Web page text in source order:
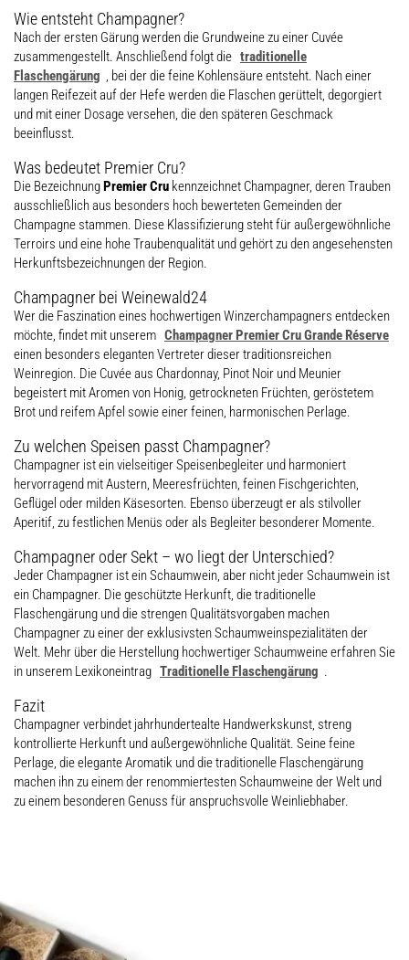
Wie entsteht Champagner?
Nach der ersten Gärung werden die Grundweine zu einer Cuvée
zusammengestellt. Anschließend folgt die traditionelle
Flaschengärung , bei der die feine Kohlensäure entsteht. Nach einer
langen Reifezeit auf der Hefe werden die Flaschen gerüttelt, degorgiert
und mit einer Dosage versehen, die den späteren Geschmack
beeinflusst.
Was bedeutet Premier Cru?
Die BezeichnungPremier Cru kennzeichnet Champagner, deren Trauben
ausschließlich aus besonders hoch bewerteten Gemeinden der
Champagne stammen. Diese Klassifizierung steht für außergewöhnliche
Terroirs und eine hohe Traubenqualität und gehört zu den angesehensten
Herkunftsbezeichnungen der Region.
Champagner bei Weinewald24
Wer die Faszination eines hochwertigen Winzerchampagners entdecken
möchte, findet mit unserem Champagner Premier Cru Grande Réserve
einen besonders eleganten Vertreter dieser traditionsreichen
Weinregion. Die Cuvée aus Chardonnay, Pinot Noir und Meunier
begeistert mit Aromen von Honig, getrockneten Früchten, geröstetem
Brot und reifem Apfel sowie einer feinen, harmonischen Perlage.
Zu welchen Speisen passt Champagner?
Champagner ist ein vielseitiger Speisenbegleiter und harmoniert
hervorragend mit Austern, Meeresfrüchten, feinen Fischgerichten,
Geflügel oder milden Käsesorten. Ebenso überzeugt er als stilvoller
Aperitif, zu festlichen Menüs oder als Begleiter besonderer Momente.
Champagner oder Sekt – wo liegt der Unterschied?
Jeder Champagner ist ein Schaumwein, aber nicht jeder Schaumwein ist
ein Champagner. Die geschützte Herkunft, die traditionelle
Flaschengärung und die strengen Qualitätsvorgaben machen
Champagner zu einer der exklusivsten Schaumweinspezialitäten der
Welt. Mehr über die Herstellung hochwertiger Schaumweine erfahren Sie
in unserem Lexikoneintrag Traditionelle Flaschengärung .
Fazit
Champagner verbindet jahrhundertealte Handwerkskunst, streng
kontrollierte Herkunft und außergewöhnliche Qualität. Seine feine
Perlage, die elegante Aromatik und die traditionelle Flaschengärung
machen ihn zu einem der renommiertesten Schaumweine der Welt und
zu einem besonderen Genuss für anspruchsvolle Weinliebhaber.